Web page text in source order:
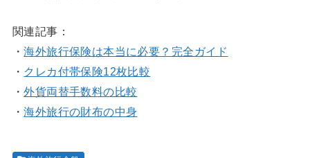
関連記事：
・海外旅行保険は本当に必要？完全ガイド
・ クレカ付帯保険12枚比較
・外貨両替手数料の比較
・海外旅行の財布の中身